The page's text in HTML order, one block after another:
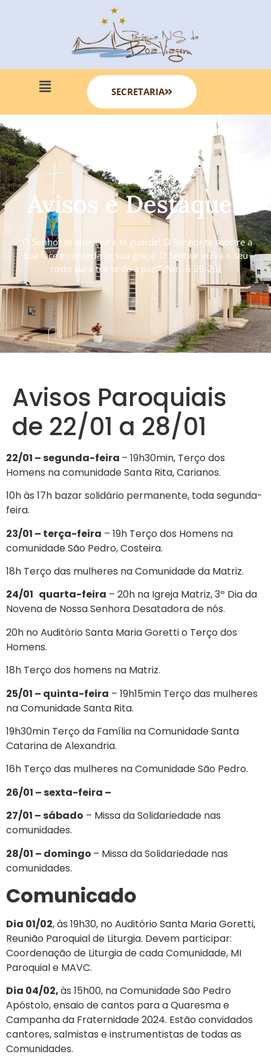
SECRETARIA
Avisos e Destaques
“O Senhor te abençoe e te guarde! O Senhor te mostre a
sua face e conceda-te sua graça! O Senhor volva o seu
rosto para ti e te dê a paz!” (Nm. 6 25-26)
Avisos Paroquiais
de 22/01 a 28/01
22/01 – segunda-feira – 19h30min, Terço dos
Homens na comunidade Santa Rita, Carianos.
10h às 17h bazar solidário permanente, toda segunda-
feira.
23/01 – terça-feira – 19h Terço dos Homens na
comunidade São Pedro, Costeira.
18h Terço das mulheres na Comunidade da Matriz.
24/01 quarta-feira – 20h na Igreja Matriz, 3º Dia da
Novena de Nossa Senhora Desatadora de nós.
20h no Auditório Santa Maria Goretti o Terço dos
Homens.
18h Terço dos homens na Matriz.
25/01 – quinta-feira – 19h15min Terço das mulheres
na Comunidade Santa Rita.
19h30min Terço da Família na Comunidade Santa
Catarina de Alexandria.
16h Terço das mulheres na Comunidade São Pedro.
26/01 – sexta-feira –
27/01 – sábado – Missa da Solidariedade nas
comunidades.
28/01 – domingo – Missa da Solidariedade nas
comunidades.
Comunicado
Dia 01/02, às 19h30, no Auditório Santa Maria Goretti,
Reunião Paroquial de Liturgia. Devem participar:
Coordenação de Liturgia de cada Comunidade, MI
Paroquial e MAVC.
Dia 04/02,às 15h00, na Comunidade São Pedro
Apóstolo, ensaio de cantos para a Quaresma e
Campanha da Fraternidade 2024. Estão convidados
cantores, salmistas e instrumentistas de todas as
Comunidades.